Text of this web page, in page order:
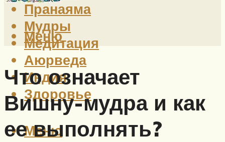
Пранаяма
Мудры
Медитация
Аюрведа
Индия
Здоровье
Меню
Меню
Что означает
Вишну-мудра и как
ее выполнять?